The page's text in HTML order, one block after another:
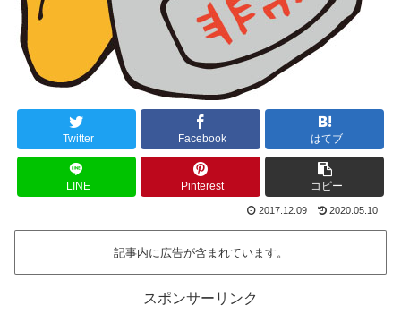
Twitter Facebook はてブ
LINE Pinterest コピー
2017.12.09 2020.05.10
記事内に広告が含まれています。
スポンサーリンク